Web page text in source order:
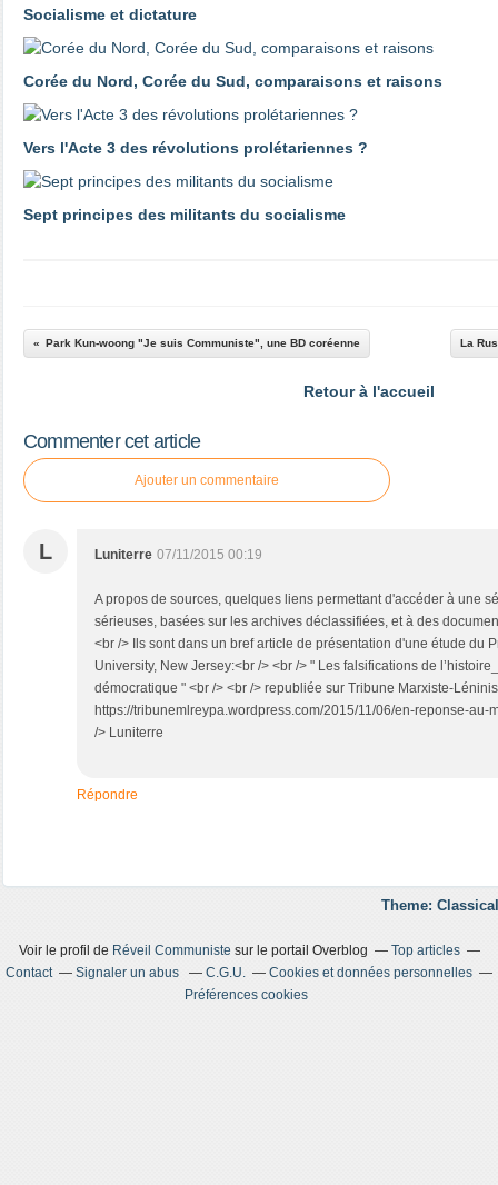
Socialisme et dictature
Corée du Nord, Corée du Sud, comparaisons et raisons
Vers l'Acte 3 des révolutions prolétariennes ?
Sept principes des militants du socialisme
Park Kun-woong "Je suis Communiste", une BD coréenne La
Retour à l'accueil
Commenter cet article
Ajouter un commentaire
L Luniterre 07/11/2015 00:19
A propos de sources, quelques liens permettant d'accéder à une
sérieuses, basées sur les archives déclassifiées, et à des
<br /> Ils sont dans un bref article de présentation d'une étude du
University, New Jersey:<br /> <br /> " Les falsifications de
démocratique " <br /> <br /> republiée sur Tribune Marxiste-
https://tribunemlreypa.wordpress.com/2015/11/06/en-reponse-au-
/> Luniterre
Répondre
Theme:
Voir le profil de Réveil Communiste sur le portail Overblog
Top articles
Contact
Signaler un abus C.G.U.
Cookies et données personnelles
Préférences cookies